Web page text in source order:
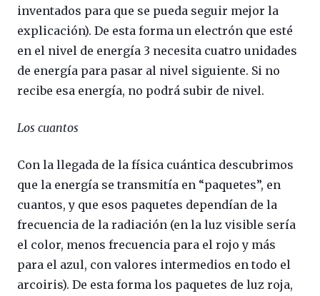
inventados para que se pueda seguir mejor la
explicación). De esta forma un electrón que esté
en el nivel de energía 3 necesita cuatro unidades
de energía para pasar al nivel siguiente. Si no
recibe esa energía, no podrá subir de nivel.
Los cuantos
Con la llegada de la física cuántica descubrimos
que la energía se transmitía en “paquetes”, en
cuantos, y que esos paquetes dependían de la
frecuencia de la radiación (en la luz visible sería
el color, menos frecuencia para el rojo y más
para el azul, con valores intermedios en todo el
arcoiris). De esta forma los paquetes de luz roja,